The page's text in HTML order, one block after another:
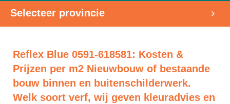
Selecteer provincie
Reflex Blue 0591-618581: Kosten &
Prijzen per m2 Nieuwbouw of bestaande
bouw binnen en buitenschilderwerk.
Welk soort verf, wij geven kleuradvies en